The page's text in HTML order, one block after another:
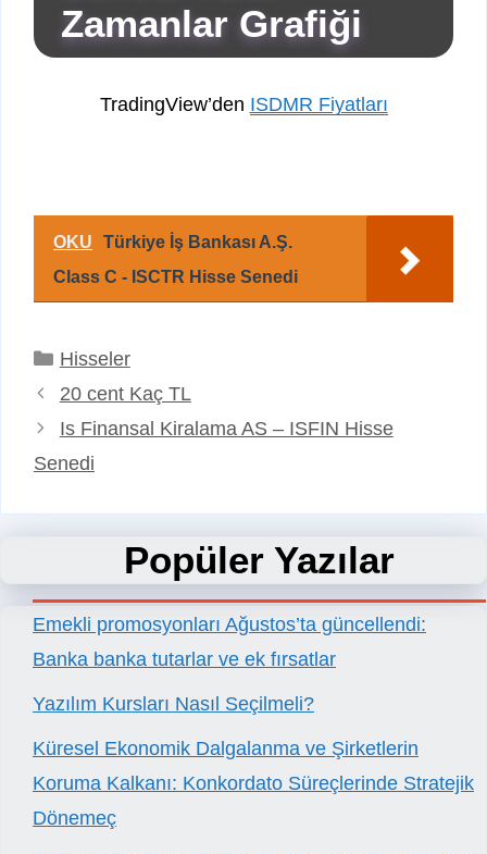
Zamanlar Grafiği
TradingView’den ISDMR Fiyatları
OKU
Türkiye İş Bankası A.Ş.
Class C - ISCTR Hisse Senedi
Kategoriler
Hisseler
20 cent Kaç TL
Is Finansal Kiralama AS – ISFIN Hisse
Senedi
Popüler Yazılar
Emekli promosyonları Ağustos’ta güncellendi:
Banka banka tutarlar ve ek fırsatlar
Yazılım Kursları Nasıl Seçilmeli?
Küresel Ekonomik Dalgalanma ve Şirketlerin
Koruma Kalkanı: Konkordato Süreçlerinde Stratejik
Dönemeç